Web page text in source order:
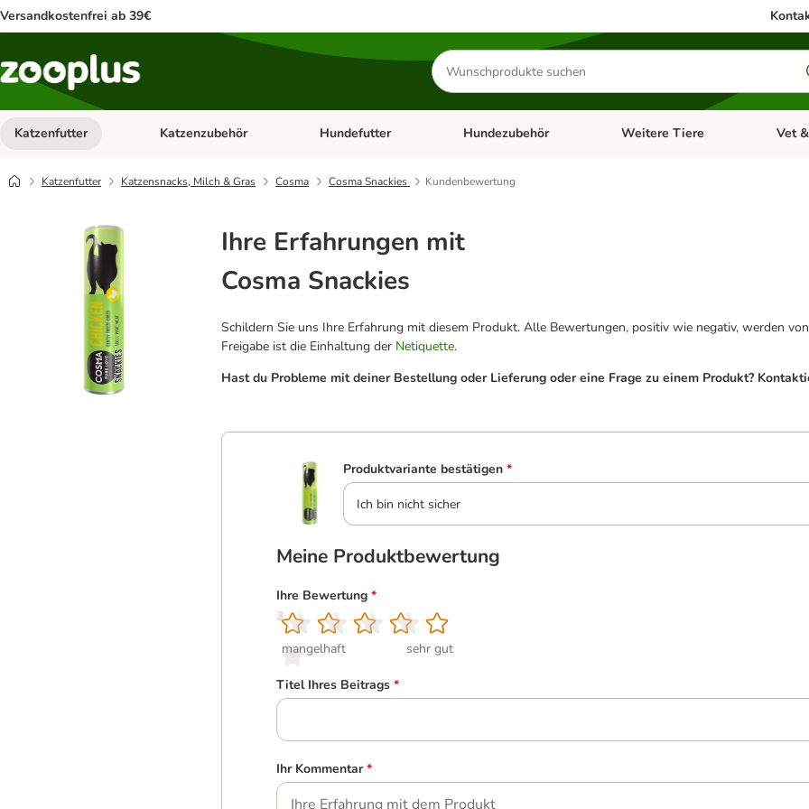
Versandkostenfrei ab 39€
Produkte
suchen
Katzenfutter Kategorie-Menü öffnen: Katzenfutter
Katzenzubehör Kategorie-Menü öffnen: Katzenzubehör
Hundefutter Kategorie-Menü öffnen: Hundefutter
Hundezubehör Kategorie-Menü öffnen:
Weitere Tiere Vet
Katzenfutter Katzensnacks, Milch & Gras Cosma Cosma Snackies Kundenbewertung
Ihre Erfahrungen mit
Cosma Snackies
Schildern Sie uns Ihre Erfahrung mit diesem Produkt. Alle Bewertungen, positiv wie negativ, werden
Freigabe ist die Einhaltung der Netiquette.
Hast du Probleme mit deiner Bestellung oder Lieferung oder eine Frage zu einem Produkt?
Produktvariante bestätigen *
Ich bin nicht sicher
Meine Produktbewertung
Ihre Bewertung *
1
mangelhaft
2
3
4
5
sehr gut
Titel Ihres Beitrags *
Ihr Kommentar *